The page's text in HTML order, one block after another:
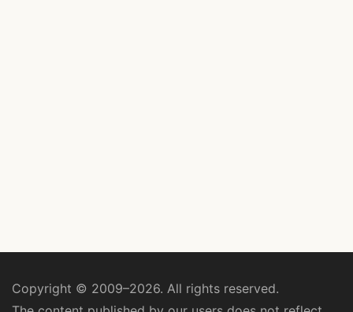
Copyright © 2009–2026. All rights reserved.